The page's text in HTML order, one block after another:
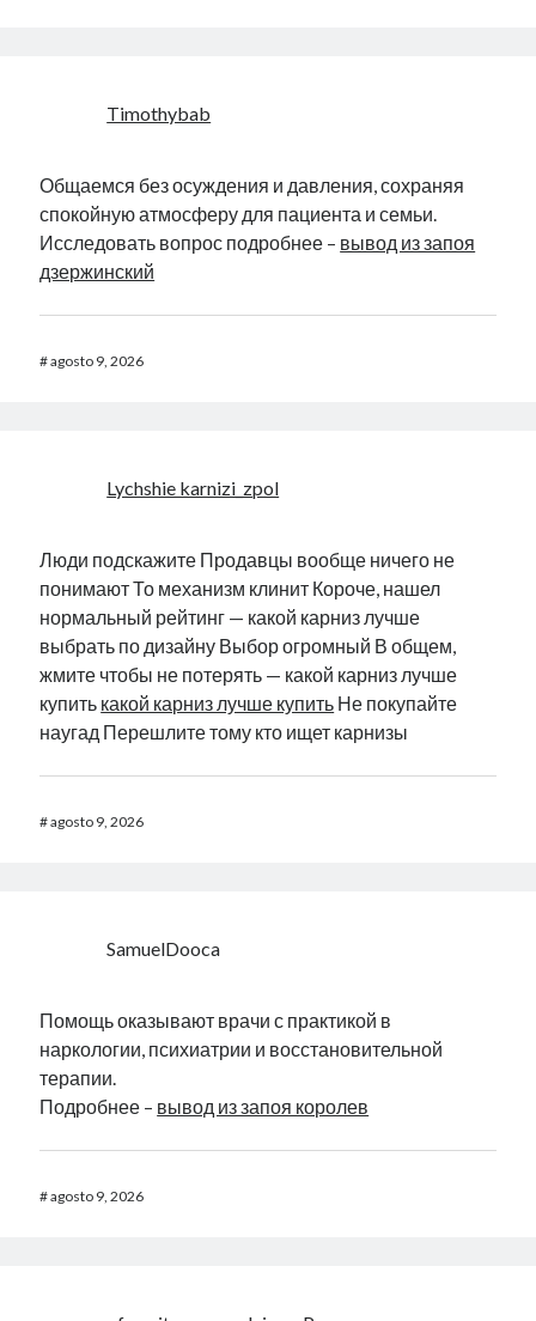
Timothybab
Общаемся без осуждения и давления, сохраняя
спокойную атмосферу для пациента и семьи.
Исследовать вопрос подробнее – вывод из запоя
дзержинский
#agosto 9, 2026
Lychshie karnizi_zpol
Люди подскажите Продавцы вообще ничего не
понимают То механизм клинит Короче, нашел
нормальный рейтинг — какой карниз лучше
выбрать по дизайну Выбор огромный В общем,
жмите чтобы не потерять — какой карниз лучше
купить какой карниз лучше купить Не покупайте
наугад Перешлите тому кто ищет карнизы
#agosto 9, 2026
SamuelDooca
Помощь оказывают врачи с практикой в
наркологии, психиатрии и восстановительной
терапии.
Подробнее – вывод из запоя королев
#agosto 9, 2026